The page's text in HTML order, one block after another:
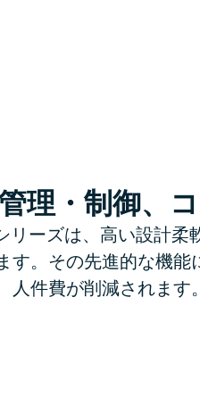
理・制御、
リーズは、高い設計柔
す。その先進的な機
人件費が削減されます。